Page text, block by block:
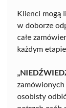
Klienci mogą
w doborze
całe
każdym
osobisty